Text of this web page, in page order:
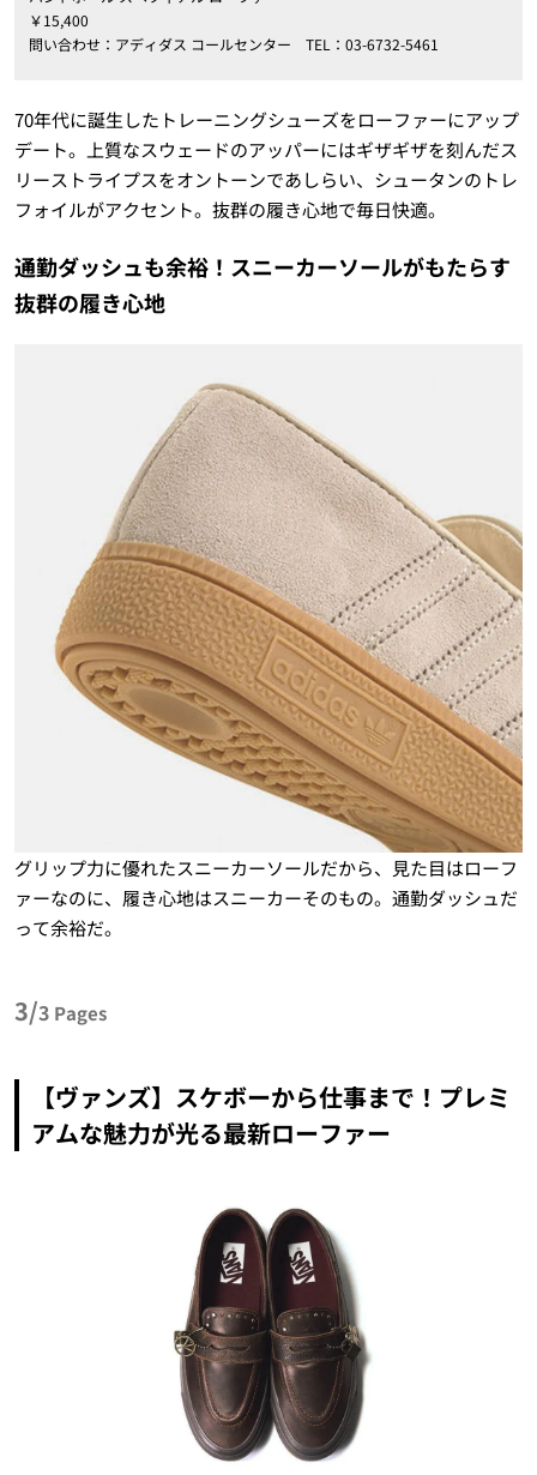
￥15,400
問い合わせ：アディダス コールセンター TEL：03-6732-5461
70年代に誕生したトレーニングシューズをローファーにアップ
デート。上質なスウェードのアッパーにはギザギザを刻んだス
リーストライプスをオントーンであしらい、シュータンのトレ
フォイルがアクセント。抜群の履き心地で毎日快適。
通勤ダッシュも余裕！スニーカーソールがもたらす
抜群の履き心地
グリップ力に優れたスニーカーソールだから、見た目はローフ
ァーなのに、履き心地はスニーカーそのもの。通勤ダッシュだ
って余裕だ。
3/3 Pages
【ヴァンズ】スケボーから仕事まで！プレミ
アムな魅力が光る最新ローファー